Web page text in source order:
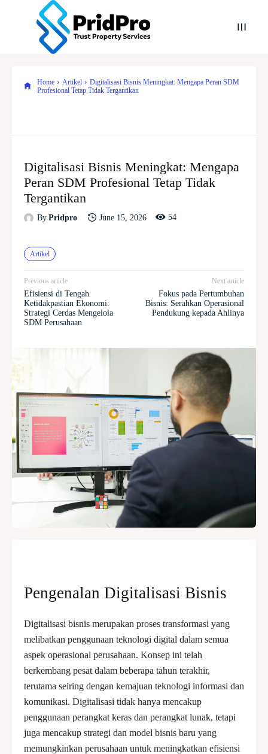
Home Artikel
Digitalisasi Bisnis Meningkat: Mengapa Peran SDM
Profesional Tetap Tidak Tergantikan
Digitalisasi Bisnis Meningkat: Mengapa
Peran SDM Profesional Tetap Tidak
Tergantikan
By Pridpro June 15, 2026 54
Artikel
Previous article
Efisiensi di Tengah
Ketidakpastian Ekonomi:
Strategi Cerdas Mengelola
SDM Perusahaan
Next article
Fokus pada Pertumbuhan
Bisnis: Serahkan Operasional
Pendukung kepada Ahlinya
Pengenalan Digitalisasi Bisnis
Digitalisasi bisnis merupakan proses transformasi yang
melibatkan penggunaan teknologi digital dalam semua
aspek operasional perusahaan. Konsep ini telah
berkembang pesat dalam beberapa tahun terakhir,
terutama seiring dengan kemajuan teknologi informasi dan
komunikasi. Digitalisasi tidak hanya mencakup
penggunaan perangkat keras dan perangkat lunak, tetapi
juga mencakup strategi dan model bisnis baru yang
memungkinkan perusahaan untuk meningkatkan efisiensi